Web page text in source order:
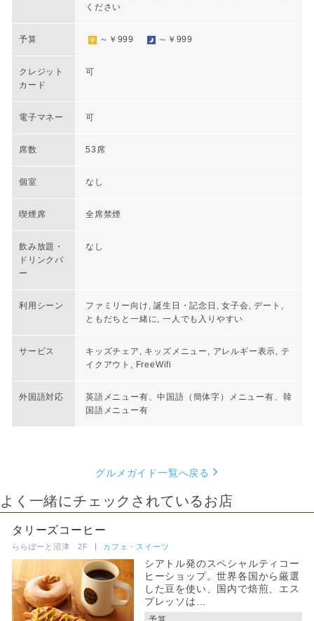
ください
予算 ～￥999 ～￥999
クレジット
カード
可
電子マネー 可
席数 53席
個室 なし
喫煙席 全席禁煙
飲み放題・
ドリンクバ
ー
なし
利用シーン
ファミリー向け, 誕生日・記念日, 女子会, デート,
ともだちと一緒に, 一人でも入りやすい
サービス
キッズチェア, キッズメニュー, アレルギー表示, テ
イクアウト, FreeWifi
外国語対応
英語メニュー有、中国語（簡体字）メニュー有、韓
国語メニュー有
グルメガイド一覧へ戻る
よく一緒にチェックされているお店
タリーズコーヒー
ららぽーと沼津 2F カフェ・スイーツ
シアトル発のスペシャルティコー
ヒーショップ。世界各国から厳選
した豆を使い、国内で焙煎、エス
プレッソは...